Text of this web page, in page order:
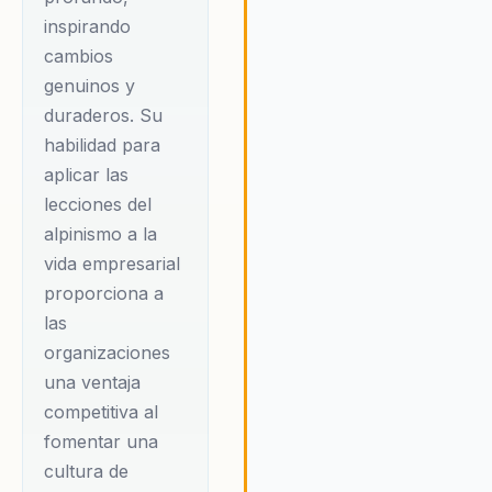
para mujeres, jóvenes
y organizaciones que
buscan desafiar
paradigmas, romper
techos de cristal y
convertir cada meta
imposible en un
nuevo punto de
partida para crecer,
transformar y
trascender.
Viridiana ha trabajado
con diversas
organizaciones, desde
inspirando
cambios
genuinos y
duraderos. Su
habilidad para
aplicar las
lecciones del
alpinismo a la
vida empresarial
proporciona a
las
organizaciones
una ventaja
competitiva al
fomentar una
cultura de